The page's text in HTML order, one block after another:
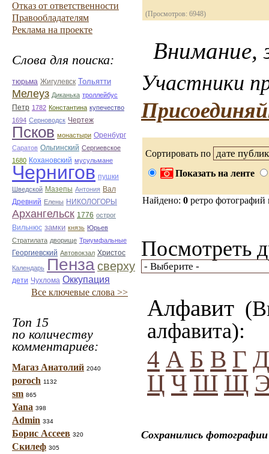
Отказ от ответственности
Правообладателям
Реклама на проекте
Слова для поиска:
тюрьма Жигулевск Тольятти
Мелеуз Диканька троллейбус
Петр 1782 Константина купечество
1694 Серноводск Чертеж
Псков монастыри Оренбург
Саратов Ольгинский Сергиевское
1680 Кохановский мусульмане
Чернигов пушки
Шведской Мазепы Антония Вал
Древний Елены НИКОЛОГОРЫ
Архангельск 1776 острог
Вильнюс замки князь Юрьев
Стратилата дворище Триумфальные
Георгиевский Автовокзал Христос
Календарь Пензасверху
дети Чухлома Оккупация
Все ключевые слова >>
Топ 15
по количеству
комментариев:
Магаз Анатолий 2040
poroch 1132
sm 865
Yana 398
Admin 334
Борис Ассеев 320
Скилеф 305
(Просмотров: 6948)
Внимание,
Участники
Сортировать по
Показать на ленте
Найдено: 0 ретро
Посмотреть
Алфавит
алфавита):
4 А Б В Г Д
Ц Ч Ш Щ
Сохранились